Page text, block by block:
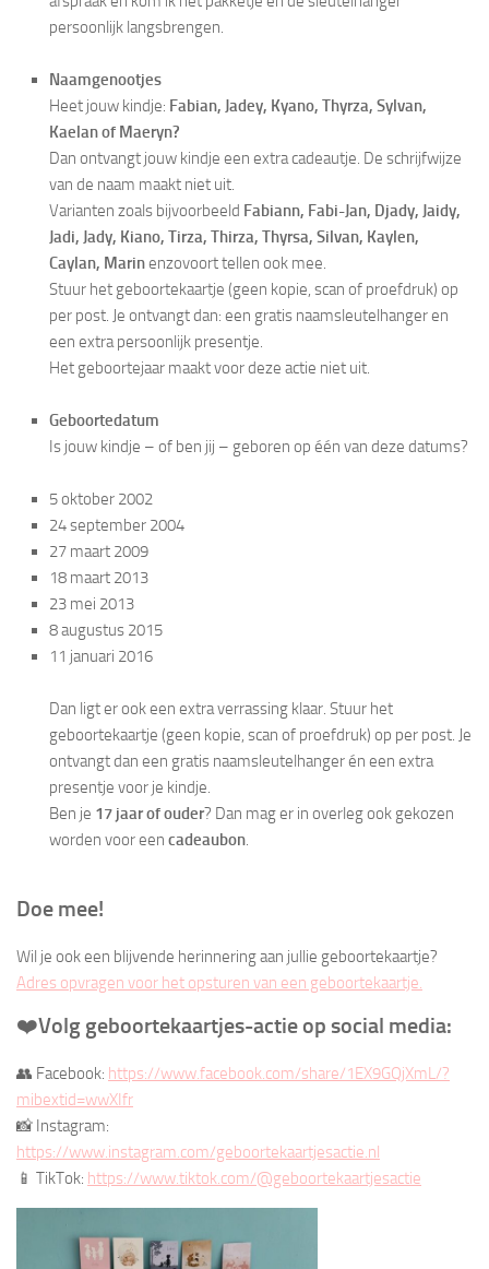
persoonlijk langsbrengen.
Naamgenootjes
Heet jouw kindje: Fabian, Jadey, Kyano, Thyrza, Sylvan,
Kaelan of Maeryn?
Dan ontvangt jouw kindje een extra cadeautje. De schrijfwijze
van de naam maakt niet uit.
Varianten zoals bijvoorbeeld Fabiann, Fabi-Jan, Djady, Jaidy,
Jadi, Jady, Kiano, Tirza, Thirza, Thyrsa, Silvan, Kaylen,
Caylan, Marinenzovoort tellen ook mee.
Stuur het geboortekaartje (geen kopie, scan of proefdruk) op
per post. Je ontvangt dan: een gratis naamsleutelhanger en
een extra persoonlijk presentje.
Het geboortejaar maakt voor deze actie niet uit.
Geboortedatum
Is jouw kindje – of ben jij – geboren op één van deze datums?
5 oktober 2002
24 september 2004
27 maart 2009
18 maart 2013
23 mei 2013
8 augustus 2015
11 januari 2016
Dan ligt er ook een extra verrassing klaar. Stuur het
geboortekaartje (geen kopie, scan of proefdruk) op per post. Je
ontvangt dan een gratis naamsleutelhanger én een extra
presentje voor je kindje.
Ben je 17 jaar of ouder? Dan mag er in overleg ook gekozen
worden voor een cadeaubon.
Doe mee!
Wil je ook een blijvende herinnering aan jullie geboortekaartje?
Adres opvragen voor het opsturen van een geboortekaartje.
❤️Volg geboortekaartjes-actie op social media:
👥 Facebook: https://www.facebook.com/share/1EX9GQjXmL/?
mibextid=wwXIfr
📸 Instagram:
https://www.instagram.com/geboortekaartjesactie.nl
📱 TikTok: https://www.tiktok.com/@geboortekaartjesactie